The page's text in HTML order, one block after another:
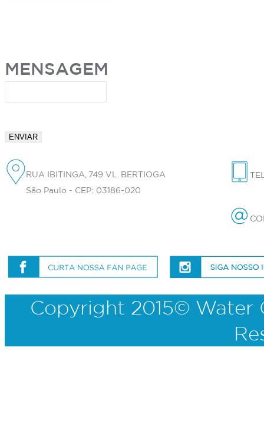
MENSAGEM
ENVIAR
RUA IBITINGA, 749 VL. BERTIOGA
São Paulo - CEP: 03186-020
Copyright 2015© Water